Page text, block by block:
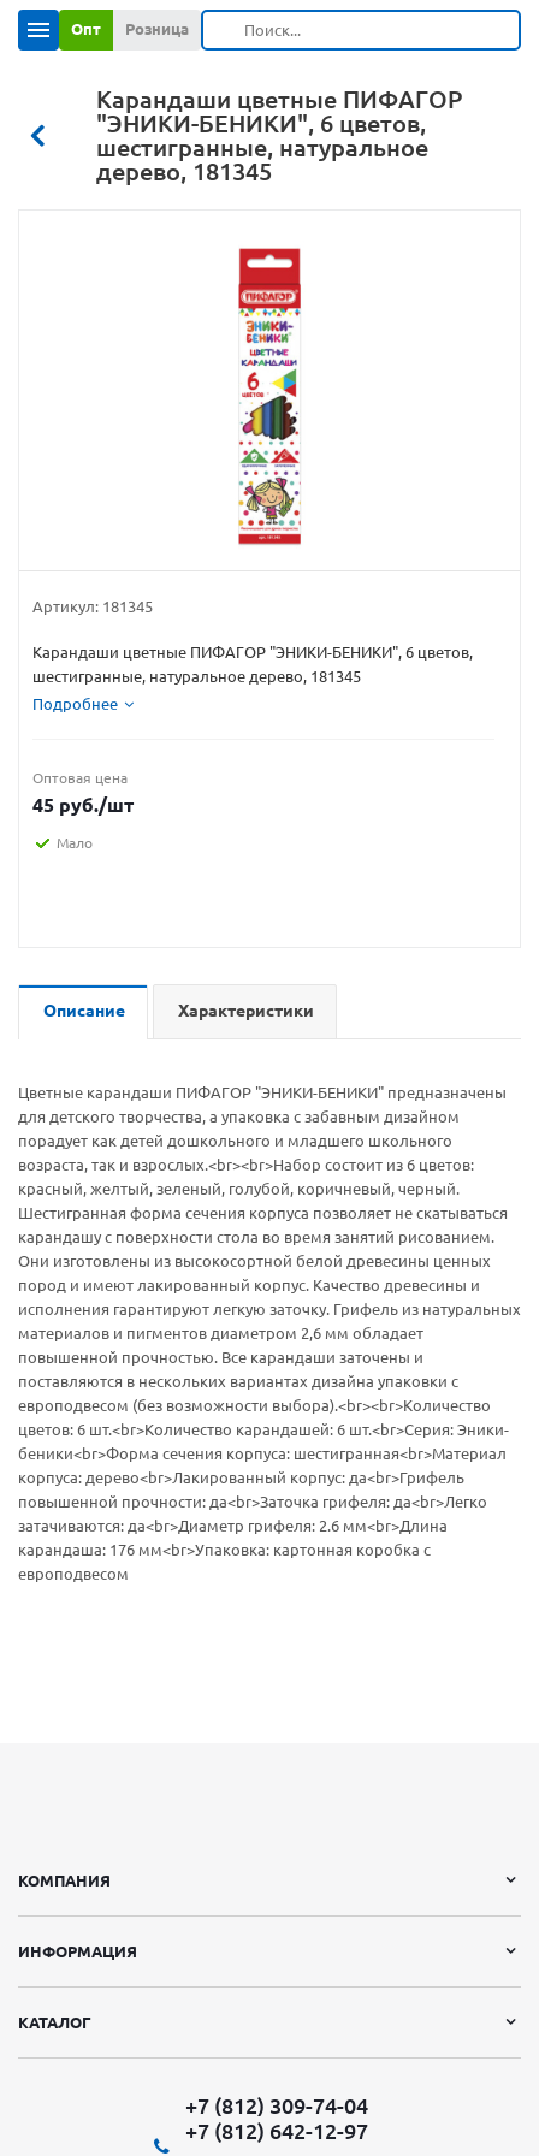
Опт Розница
Карандаши цветные ПИФАГОР
"ЭНИКИ-БЕНИКИ", 6 цветов,
шестигранные, натуральное
дерево, 181345
Артикул: 181345
Карандаши цветные ПИФАГОР "ЭНИКИ-БЕНИКИ", 6 цветов,
шестигранные, натуральное дерево, 181345
Подробнее
Оптовая цена
45 руб./шт
Мало
Описание Характеристики
Цветные карандаши ПИФАГОР "ЭНИКИ-БЕНИКИ" предназначены
для детского творчества, а упаковка с забавным дизайном
порадует как детей дошкольного и младшего школьного
возраста, так и взрослых.<br><br>Набор состоит из 6 цветов:
красный, желтый, зеленый, голубой, коричневый, черный.
Шестигранная форма сечения корпуса позволяет не скатываться
карандашу с поверхности стола во время занятий рисованием.
Они изготовлены из высокосортной белой древесины ценных
пород и имеют лакированный корпус. Качество древесины и
исполнения гарантируют легкую заточку. Грифель из натуральных
материалов и пигментов диаметром 2,6 мм обладает
повышенной прочностью. Все карандаши заточены и
поставляются в нескольких вариантах дизайна упаковки с
европодвесом (без возможности выбора).<br><br>Количество
цветов: 6 шт.<br>Количество карандашей: 6 шт.<br>Серия: Эники-
беники<br>Форма сечения корпуса: шестигранная<br>Материал
корпуса: дерево<br>Лакированный корпус: да<br>Грифель
повышенной прочности: да<br>Заточка грифеля: да<br>Легко
затачиваются: да<br>Диаметр грифеля: 2.6 мм<br>Длина
карандаша: 176 мм<br>Упаковка: картонная коробка c
европодвесом
КОМПАНИЯ
ИНФОРМАЦИЯ
КАТАЛОГ
+7 (812) 309-74-04
+7 (812) 642-12-97